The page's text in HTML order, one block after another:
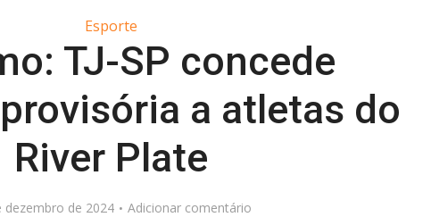
Esporte
TJ-SP concede
a atletas do
River Plate
dezembro de 2024 Adicionar comentário